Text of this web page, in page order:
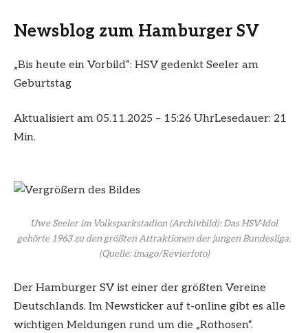
Newsblog zum Hamburger SV
„Bis heute ein Vorbild“: HSV gedenkt Seeler am
Geburtstag
Aktualisiert am 05.11.2025 – 15:26 UhrLesedauer: 21
Min.
Uwe Seeler im Volksparkstadion (Archivbild): Das HSV-Idol
gehörte 1963 zu den größten Attraktionen der jungen Bundesliga.
(Quelle: imago/Revierfoto)
Der Hamburger SV ist einer der größten Vereine
Deutschlands. Im Newsticker auf t-online gibt es alle
wichtigen Meldungen rund um die „Rothosen“.